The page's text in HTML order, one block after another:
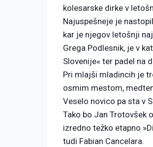
kolesarske dirke v
Najuspešneje je
kar je njegov letošnji
Grega Podlesnik, je v
Slovenije« ter padel na
Pri mlajši mladincih je
osmim mestom,
Veselo novico pa sta v
Tako bo Jan Trotovšek
izredno težko etapno
tudi Fabian Cancelara.